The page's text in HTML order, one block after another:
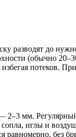
разводят до
(обычно
потеков.
мм.
иглы и
без